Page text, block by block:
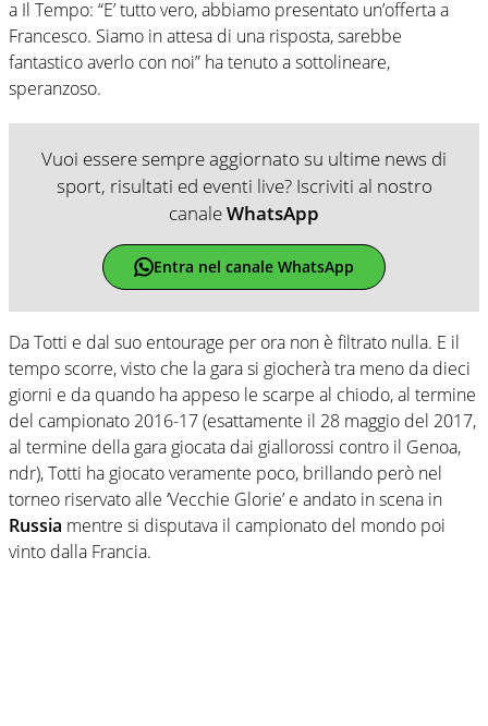
a Il Tempo: “E’ tutto vero, abbiamo presentato un’offerta a
Francesco. Siamo in attesa di una risposta, sarebbe
fantastico averlo con noi” ha tenuto a sottolineare,
speranzoso.
Vuoi essere sempre aggiornato su ultime news di
sport, risultati ed eventi live? Iscriviti al nostro
canaleWhatsApp
Entra nel canale WhatsApp
Da Totti e dal suo entourage per ora non è filtrato nulla. E il
tempo scorre, visto che la gara si giocherà tra meno da dieci
giorni e da quando ha appeso le scarpe al chiodo, al termine
del campionato 2016-17 (esattamente il 28 maggio del 2017,
al termine della gara giocata dai giallorossi contro il Genoa,
ndr), Totti ha giocato veramente poco, brillando però nel
torneo riservato alle ‘Vecchie Glorie’ e andato in scena in
Russia mentre si disputava il campionato del mondo poi
vinto dalla Francia.